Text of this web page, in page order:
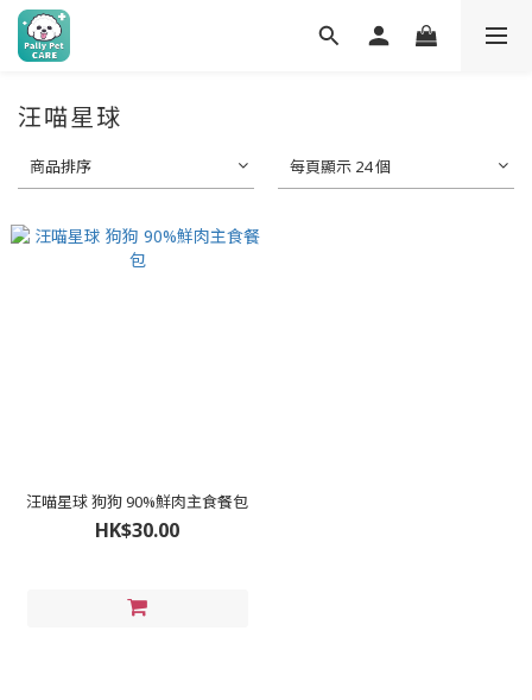
汪喵星球
商品排序 每頁顯示 24 個
汪喵星球 狗狗 90%鮮肉主食餐包
HK$30.00